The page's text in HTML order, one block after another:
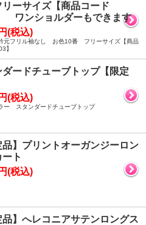
ーサイズ【商品コード
ワンショルダーもできます
(税込)
元フリル袖なし お色10番 フリーサイズ【商品
】
ダードチューブトップ【限定
(税込)
ー スタンダードチューブトップ
品】プリントオーガンジーロン
ト
(税込)
品】へレコニアサテンロングス